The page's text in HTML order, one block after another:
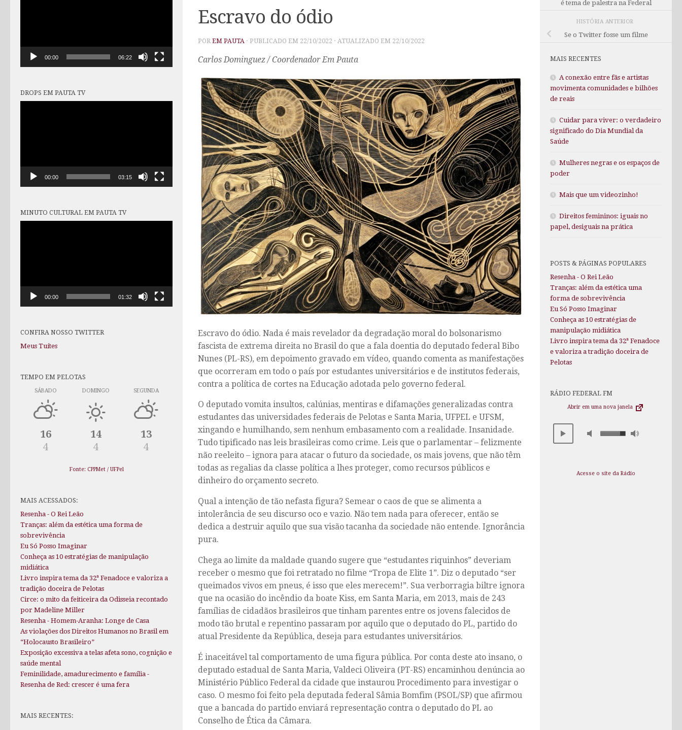
Escravo do ódio
POR EM PAUTA · PUBLICADO EM 22/10/2022 · ATUALIZADO EM 22/10/2022
Carlos Dominguez / Coordenador Em Pauta
Escravo do ódio. Nada é mais revelador da degradação moral do bolsonarismo
fascista de extrema direita no Brasil do que a fala doentia do deputado federal Bibo
Nunes (PL-RS), em depoimento gravado em vídeo, quando comenta as manifestações
que ocorreram em todo o país por estudantes universitários e de institutos federais,
contra a política de cortes na Educação adotada pelo governo federal.
O deputado vomita insultos, calúnias, mentiras e difamações generalizadas contra
estudantes das universidades federais de Pelotas e Santa Maria, UFPEL e UFSM,
xingando e humilhando, sem nenhum embasamento com a realidade. Insanidade.
Tudo tipificado nas leis brasileiras como crime. Leis que o parlamentar – felizmente
não reeleito – ignora para atacar o futuro da sociedade, os mais jovens, que não têm
todas as regalias da classe política a lhes proteger, como recursos públicos e
dinheiro do orçamento secreto.
Qual a intenção de tão nefasta figura? Semear o caos de que se alimenta a
intolerância de seu discurso oco e vazio. Não tem nada para oferecer, então se
dedica a destruir aquilo que sua visão tacanha da sociedade não entende. Ignorância
pura.
Chega ao limite da maldade quando sugere que “estudantes riquinhos” deveriam
receber o mesmo que foi retratado no filme “Tropa de Elite 1”. Diz o deputado “ser
queimados vivos em pneus, é isso que eles merecem!”. Sua verborragia biltre ignora
que na ocasião do incêndio da boate Kiss, em Santa Maria, em 2013, mais de 243
famílias de cidadãos brasileiros que tinham parentes entre os jovens falecidos de
modo tão brutal e repentino passaram por aquilo que o deputado do PL, partido do
atual Presidente da República, deseja para estudantes universitários.
É inaceitável tal comportamento de uma figura pública. Por conta deste ato insano, o
deputado estadual de Santa Maria, Valdeci Oliveira (PT-RS) encaminhou denúncia ao
Ministério Público Federal da cidade que instaurou Procedimento para investigar o
caso. O mesmo foi feito pela deputada federal Sâmia Bomfim (PSOL/SP) que afirmou
que a bancada do partido enviará representação contra o deputado do PL ao
Conselho de Ética da Câmara.
00:00 06:22
DROPS EM PAUTA TV
00:00 03:15
MINUTO CULTURAL EM PAUTA TV
00:00 01:32
CONFIRA NOSSO TWITTER
Meus Tuítes
TEMPO EM PELOTAS
SÁBADO
16
4
DOMINGO
14
4
SEGUNDA
13
4
Fonte: CPPMet / UFPel
MAIS ACESSADOS:
Resenha - O Rei Leão
Tranças: além da estética uma forma de
sobrevivência
Eu Só Posso Imaginar
Conheça as 10 estratégias de manipulação
midiática
Livro inspira tema da 32ª Fenadoce e valoriza a
tradição doceira de Pelotas
Circe: o mito da feiticeira da Odisseia recontado
por Madeline Miller
Resenha - Homem-Aranha: Longe de Casa
As violações dos Direitos Humanos no Brasil em
“Holocausto Brasileiro”
Exposição excessiva a telas afeta sono, cognição e
saúde mental
Feminilidade, amadurecimento e família -
Resenha de Red: crescer é uma fera
MAIS RECENTES:
é tema de palestra na Federal
HISTÓRIA ANTERIOR
Se o Twitter fosse um filme
MAIS RECENTES
A conexão entre fãs e artistas
movimenta comunidades e bilhões
de reais
Cuidar para viver: o verdadeiro
significado do Dia Mundial da
Saúde
Mulheres negras e os espaços de
poder
Mais que um videozinho!
Direitos femininos: iguais no
papel, desiguais na prática
POSTS & PÁGINAS POPULARES
Resenha - O Rei Leão
Tranças: além da estética uma
forma de sobrevivência
Eu Só Posso Imaginar
Conheça as 10 estratégias de
manipulação midiática
Livro inspira tema da 32ª Fenadoce
e valoriza a tradição doceira de
Pelotas
RÁDIO FEDERAL FM
Abrir em uma nova janela
Acesse o site da Rádio